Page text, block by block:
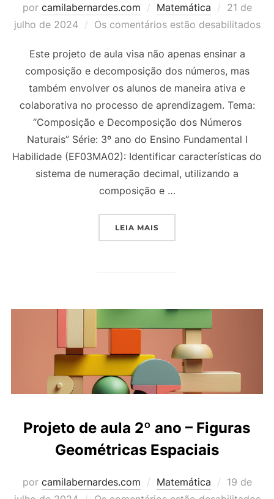
por camilabernardes.com Matemática
Postado
em
21 de
julho de 2024
Os comentários estão desabilitados
Este projeto de aula visa não apenas ensinar a
composição e decomposição dos números, mas
também envolver os alunos de maneira ativa e
colaborativa no processo de aprendizagem. Tema:
“Composição e Decomposição dos Números
Naturais” Série: 3º ano do Ensino Fundamental I
Habilidade (EF03MA02): Identificar características do
sistema de numeração decimal, utilizando a
composição e …
LEIA MAIS
Projeto de aula 2º ano – Figuras
Geométricas Espaciais
por camilabernardes.com Matemática
Postado
19 de